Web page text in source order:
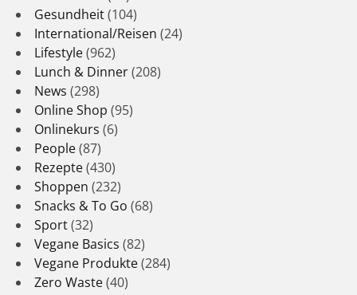
Gesundheit(104)
International/Reisen (24)
Lifestyle(962)
Lunch & Dinner(208)
News (298)
Online Shop (95)
Onlinekurs (6)
People(87)
Rezepte(430)
Shoppen (232)
Snacks & To Go (68)
Sport(32)
Vegane Basics (82)
Vegane Produkte(284)
Zero Waste(40)